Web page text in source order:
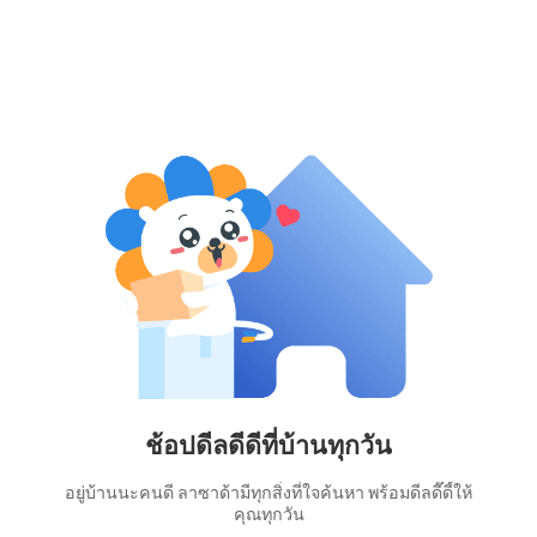
ช้อปดีลดีดีที่บ้านทุกวัน
อยู่บ้านนะคนดี ลาซาด้ามีทุกสิ่งที่ใจค้นหา พร้อมดีลดี๊ดี้ให้
คุณทุกวัน